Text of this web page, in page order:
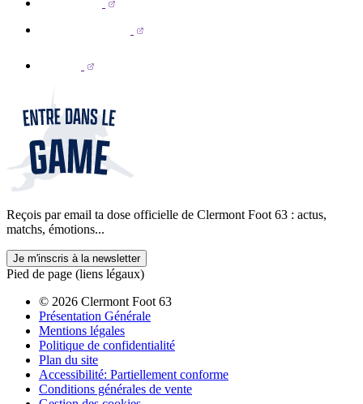
Reçois par email ta dose officielle de Clermont Foot 63 : actus,
matchs, émotions...
Je m'inscris à la newsletter
Pied de page (liens légaux)
© 2026 Clermont Foot 63
Présentation Générale
Mentions légales
Politique de confidentialité
Plan du site
Accessibilité: Partiellement conforme
Conditions générales de vente